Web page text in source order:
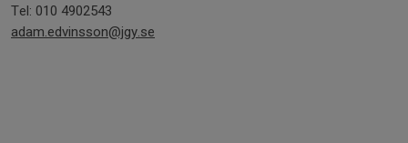
Tel: 010 4902543
adam.edvinsson@jgy.se